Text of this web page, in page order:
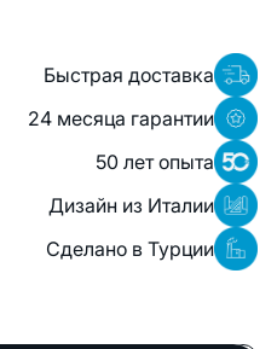
Быстрая доставка
24 месяца гарантии
50 лет опыта
Дизайн из Италии
Сделано в Турции